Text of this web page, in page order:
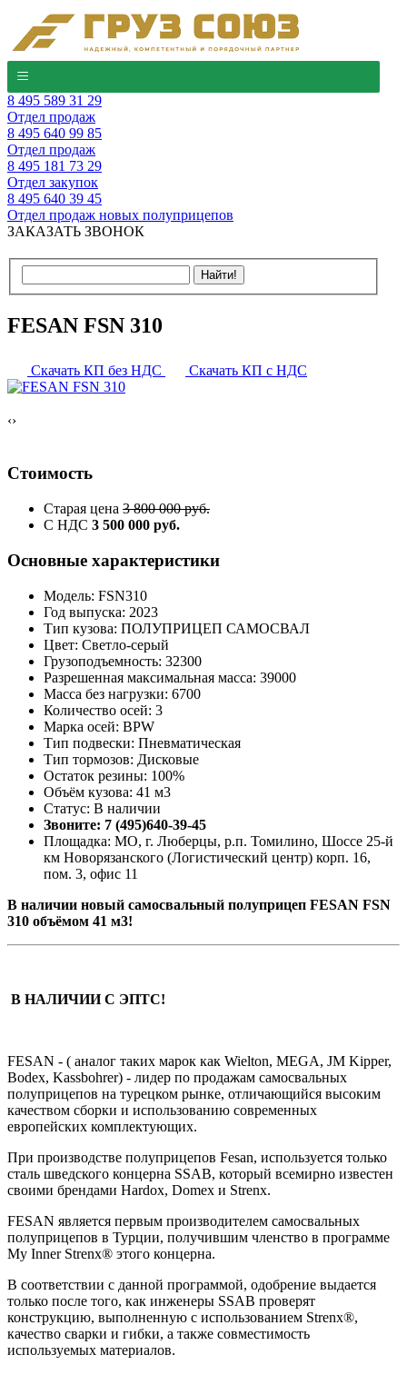
8 495 589 31 29
Отдел продаж
8 495 640 99 85
Отдел продаж
8 495 181 73 29
Отдел закупок
8 495 640 39 45
Отдел продаж новых полуприцепов
ЗАКАЗАТЬ ЗВОНОК
FESAN FSN 310
Скачать КП без НДС Скачать КП с НДС
‹›
Стоимость
Старая цена 3 800 000 руб.
С НДС 3 500 000 руб.
Основные характеристики
Модель: FSN310
Год выпуска: 2023
Тип кузова: ПОЛУПРИЦЕП САМОСВАЛ
Цвет: Светло-серый
Грузоподъемность: 32300
Разрешенная максимальная масса: 39000
Масса без нагрузки: 6700
Количество осей: 3
Марка осей: BPW
Тип подвески: Пневматическая
Тип тормозов: Дисковые
Остаток резины: 100%
Объём кузова: 41 м3
Статус: В наличии
Звоните: 7 (495)640-39-45
Площадка: МО, г. Люберцы, р.п. Томилино, Шоссе 25-й
км Новорязанского (Логистический центр) корп. 16,
пом. 3, офис 11
В наличии новый самосвальный полуприцеп FESAN FSN
310 объёмом 41 м3!
В НАЛИЧИИ С ЭПТС!
FESAN - ( аналог таких марок как Wielton, MEGA, JM Kipper,
Bodex, Kassbohrer) - лидер по продажам самосвальных
полуприцепов на турецком рынке, отличающийся высоким
качеством сборки и использованию современных
европейских комплектующих.
При производстве полуприцепов Fesan, используется только
сталь шведского концерна SSAB, который всемирно известен
своими брендами Hardox, Domex и Strenx.
FESAN является первым производителем самосвальных
полуприцепов в Турции, получившим членство в программе
My Inner Strenx® этого концерна.
В соответствии с данной программой, одобрение выдается
только после того, как инженеры SSAB проверят
конструкцию, выполненную с использованием Strenx®,
качество сварки и гибки, а также совместимость
используемых материалов.